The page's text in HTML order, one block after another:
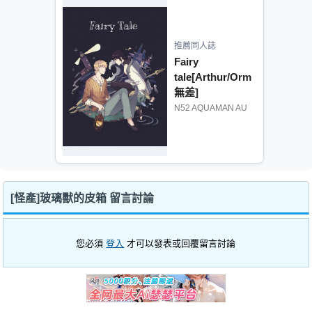
推薦同人誌
Fairy
tale[Arthur/Orm
無差]
N52 AQUAMAN AU
[怪產]玻璃獸的皮箱 留言討論
您必須登入 才可以發表或回覆留言討論